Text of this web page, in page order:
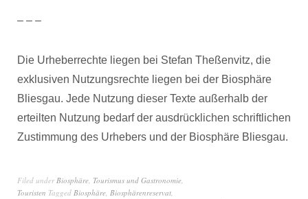
– – –
Die Urheberrechte liegen bei Stefan Theßenvitz, die
exklusiven Nutzungsrechte liegen bei der Biosphäre
Bliesgau. Jede Nutzung dieser Texte außerhalb der
erteilten Nutzung bedarf der ausdrücklichen schriftlichen
Zustimmung des Urhebers und der Biosphäre Bliesgau.
Filed underBiosphäre, Tourismus und Gastronomie,
Touristen Tagged Biosphäre, Biosphärenreservat,